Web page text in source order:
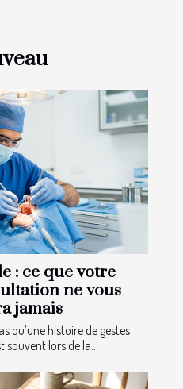
: ce que votre
ne vous
jamais
qu’une histoire de gestes
lors de la...